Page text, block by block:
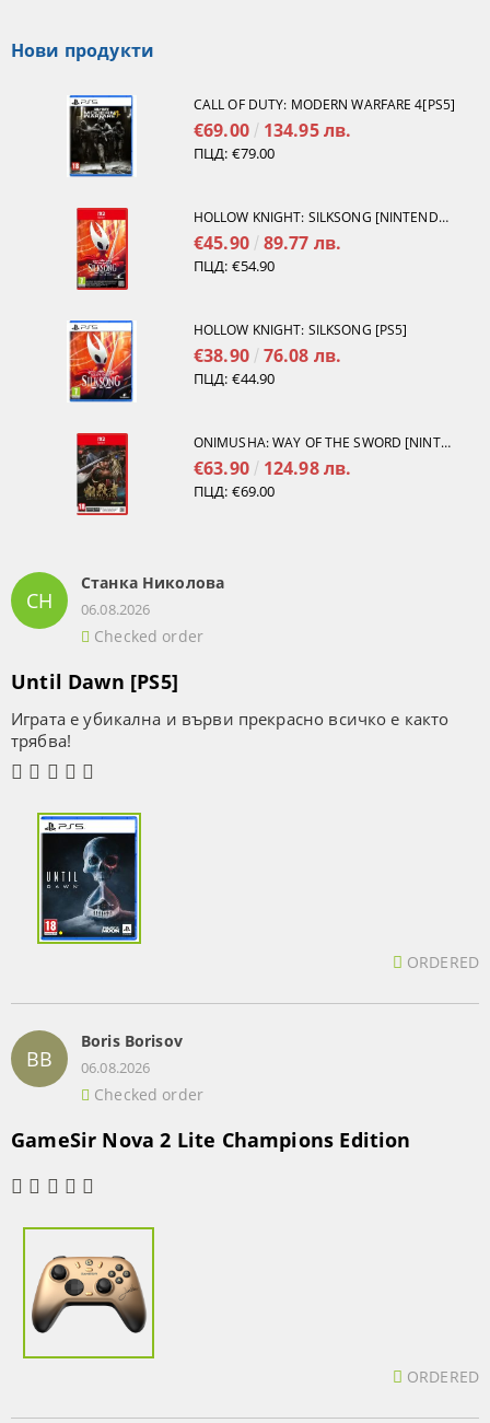
Нови продукти
CALL OF DUTY: MODERN WARFARE 4[PS5]
€69.00 134.95 лв.
ПЦД: €79.00
HOLLOW KNIGHT: SILKSONG [NINTENDO SWITCH 2]
€45.90 89.77 лв.
ПЦД: €54.90
HOLLOW KNIGHT: SILKSONG [PS5]
€38.90 76.08 лв.
ПЦД: €44.90
ONIMUSHA: WAY OF THE SWORD [NINTENDO SWITCH 2]
€63.90 124.98 лв.
ПЦД: €69.00
СН
Станка Николова
06.08.2026
Checked order
Until Dawn [PS5]
Играта е убикална и върви прекрасно всичко е както
трябва!
ORDERED
BB
Boris Borisov
06.08.2026
Checked order
GameSir Nova 2 Lite Champions Edition
ORDERED